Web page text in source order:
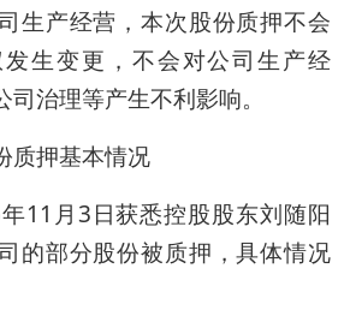
生产经营，本次股份质押不会
生变更，不会对公司生产经
治理等产生不利影响。
质押基本情况
11月3日获悉控股股东刘随阳
的部分股份被质押，具体情况